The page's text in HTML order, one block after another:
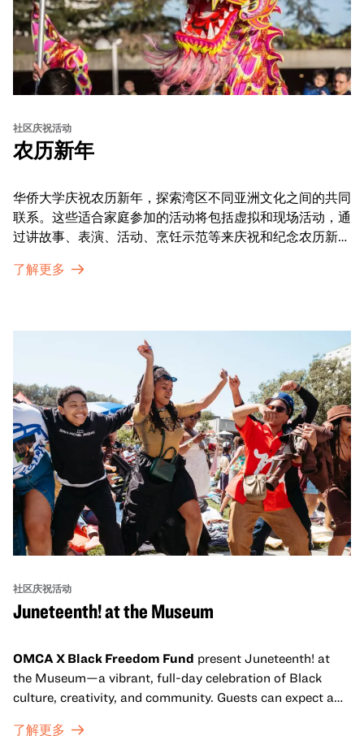
社区庆祝活动
农历新年
华侨大学庆祝农历新年，探索湾区不同亚洲文化之间的共同
联系。这些适合家庭参加的活动将包括虚拟和现场活动，通
过讲故事、表演、活动、烹饪示范等来庆祝和纪念农历新年
通过亲身参与和虚拟的治疗圈来相互支持。
了解更多
社区庆祝活动
Juneteenth! at the Museum
OMCA X Black Freedom Fund present Juneteenth! at
the Museum—a vibrant, full-day celebration of Black
culture, creativity, and community. Guests can expect a
了解更多